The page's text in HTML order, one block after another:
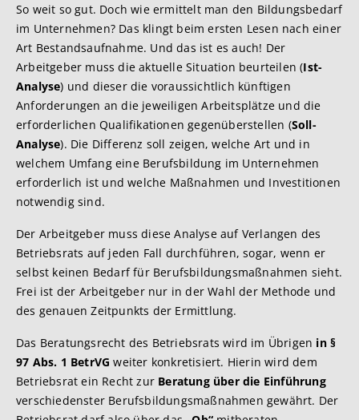
So weit so gut. Doch wie ermittelt man den Bildungsbedarf
im Unternehmen? Das klingt beim ersten Lesen nach einer
Art Bestandsaufnahme. Und das ist es auch! Der
Arbeitgeber muss die aktuelle Situation beurteilen (Ist-
Analyse) und dieser die voraussichtlich künftigen
Anforderungen an die jeweiligen Arbeitsplätze und die
erforderlichen Qualifikationen gegenüberstellen (Soll-
Analyse). Die Differenz soll zeigen, welche Art und in
welchem Umfang eine Berufsbildung im Unternehmen
erforderlich ist und welche Maßnahmen und Investitionen
notwendig sind.
Der Arbeitgeber muss diese Analyse auf Verlangen des
Betriebsrats auf jeden Fall durchführen, sogar, wenn er
selbst keinen Bedarf für Berufsbildungsmaßnahmen sieht.
Frei ist der Arbeitgeber nur in der Wahl der Methode und
des genauen Zeitpunkts der Ermittlung.
Das Beratungsrecht des Betriebsrats wird im Übrigen in §
97 Abs. 1 BetrVG weiter konkretisiert. Hierin wird dem
Betriebsrat ein Recht zur Beratung über die Einführung
verschiedenster Berufsbildungsmaßnahmen gewährt. Der